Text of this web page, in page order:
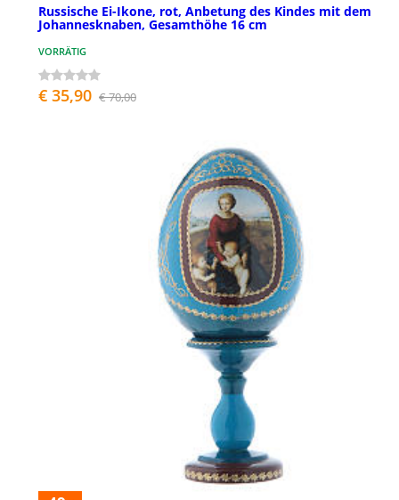
Russische Ei-Ikone, rot, Anbetung des Kindes mit dem
Johannesknaben, Gesamthöhe 16 cm
VORRÄTIG
€ 35,90 € 70,00